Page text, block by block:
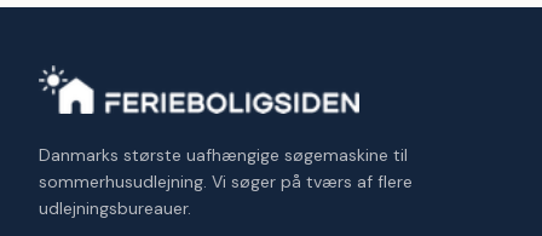
Danmarks største uafhængige søgemaskine til
sommerhusudlejning. Vi søger på tværs af flere
udlejningsbureauer.